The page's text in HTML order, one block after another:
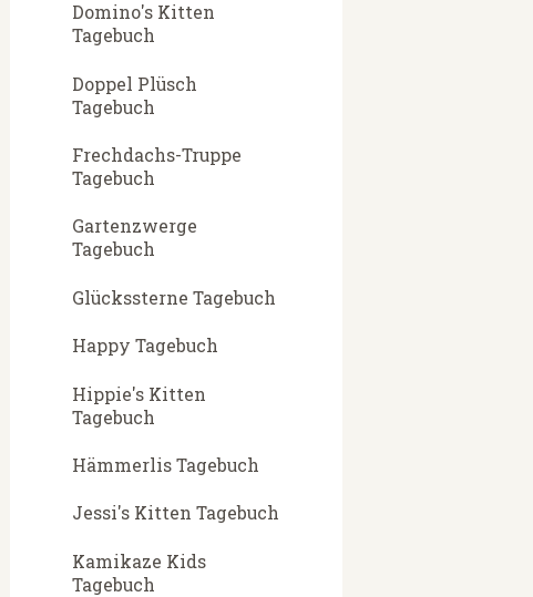
Domino's Kitten
Tagebuch
Doppel Plüsch
Tagebuch
Frechdachs-Truppe
Tagebuch
Gartenzwerge
Tagebuch
Glückssterne Tagebuch
Happy Tagebuch
Hippie's Kitten
Tagebuch
Hämmerlis Tagebuch
Jessi's Kitten Tagebuch
Kamikaze Kids
Tagebuch